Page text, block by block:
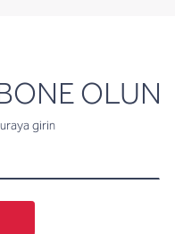
OLUN
girin